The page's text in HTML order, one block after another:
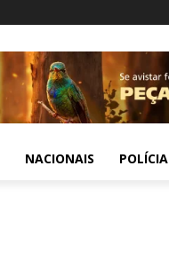
NACIONAIS POLÍCIA